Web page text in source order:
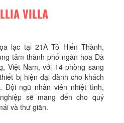
VILLA
lạc tại 21A Tô Hiến Thành,
tâm thành phố ngàn hoa Đà
Việt Nam, với 14 phòng sang
bị hiện đại dành cho khách
Đội ngũ nhân viên nhiệt tình,
sẽ mang đến cho quý
và thư giãn.